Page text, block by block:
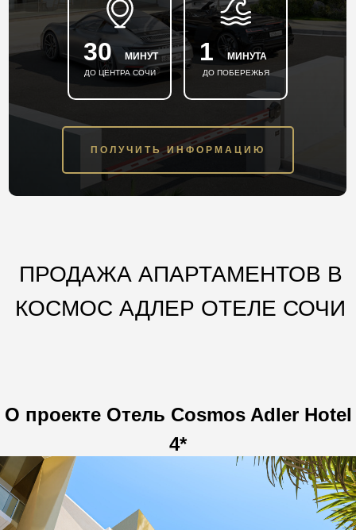
30 МИНУТ
ДО ЦЕНТРА СОЧИ
1 МИНУТА
ДО ПОБЕРЕЖЬЯ
ПОЛУЧИТЬ ИНФОРМАЦИЮ
ПРОДАЖА АПАРТАМЕНТОВ В
КОСМОС АДЛЕР ОТЕЛЕ СОЧИ
О проекте Отель Cosmos Adler Hotel
4*